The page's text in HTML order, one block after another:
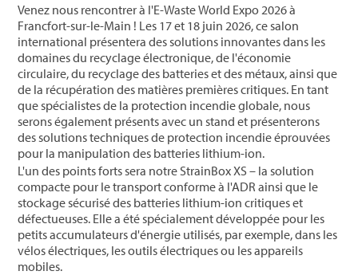
Venez nous rencontrer à l'E-Waste World Expo 2026 à
Francfort-sur-le-Main ! Les 17 et 18 juin 2026, ce salon
international présentera des solutions innovantes dans les
domaines du recyclage électronique, de l'économie
circulaire, du recyclage des batteries et des métaux, ainsi que
de la récupération des matières premières critiques. En tant
que spécialistes de la protection incendie globale, nous
serons également présents avec un stand et présenterons
des solutions techniques de protection incendie éprouvées
pour la manipulation des batteries lithium-ion.
L'un des points forts sera notre StrainBox XS – la solution
compacte pour le transport conforme à l'ADR ainsi que le
stockage sécurisé des batteries lithium-ion critiques et
défectueuses. Elle a été spécialement développée pour les
petits accumulateurs d'énergie utilisés, par exemple, dans les
vélos électriques, les outils électriques ou les appareils
mobiles.